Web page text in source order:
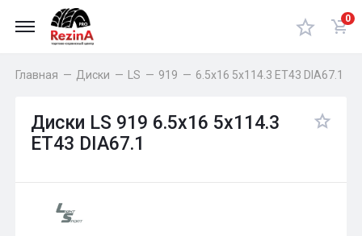
0
Главная — Диски — LS — 919 — 6.5x16 5x114.3 ET43 DIA67.1
Диски LS 919 6.5x16 5x114.3
ET43 DIA67.1